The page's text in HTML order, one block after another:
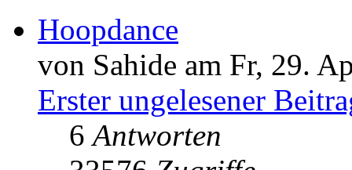
Hoopdance
von Sahide am Fr, 29.
Erster ungelesener
6Antworten